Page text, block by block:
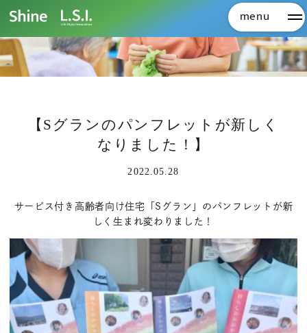
menu メ
【Sグランのパンフレットが新しく
なりました！】
2022.05.28
サービス付き高齢者向け住宅「Sグラン」のパンフレットが新
しく生まれ変わりました！